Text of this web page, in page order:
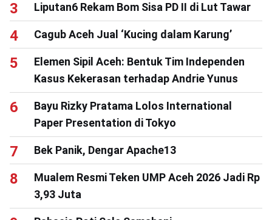
Liputan6 Rekam Bom Sisa PD II di Lut Tawar
Cagub Aceh Jual ‘Kucing dalam Karung’
Elemen Sipil Aceh: Bentuk Tim Independen
Kasus Kekerasan terhadap Andrie Yunus
Bayu Rizky Pratama Lolos International
Paper Presentation di Tokyo
Bek Panik, Dengar Apache13
Mualem Resmi Teken UMP Aceh 2026 Jadi Rp
3,93 Juta